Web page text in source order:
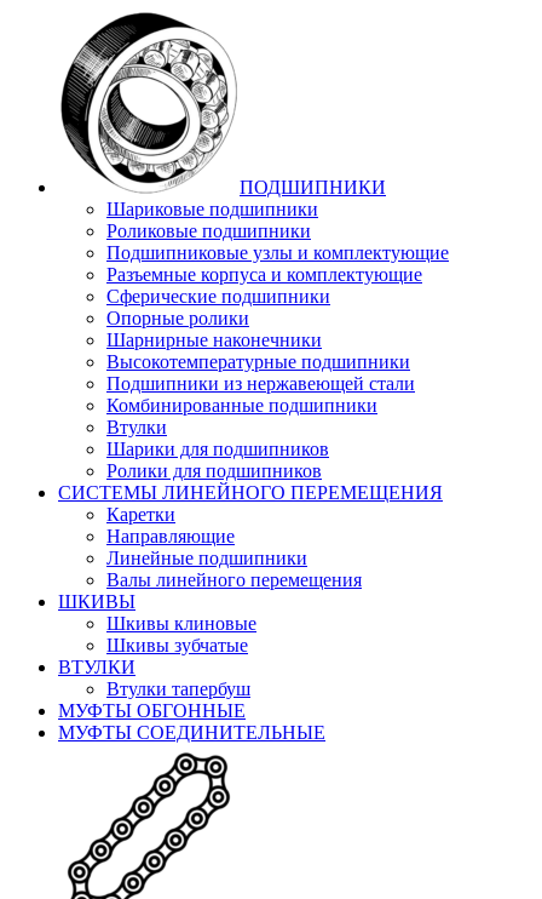
ПОДШИПНИКИ
Шариковые подшипники
Роликовые подшипники
Подшипниковые узлы и комплектующие
Разъемные корпуса и комплектующие
Сферические подшипники
Опорные ролики
Шарнирные наконечники
Высокотемпературные подшипники
Подшипники из нержавеющей стали
Комбинированные подшипники
Втулки
Шарики для подшипников
Ролики для подшипников
СИСТЕМЫ ЛИНЕЙНОГО ПЕРЕМЕЩЕНИЯ
Каретки
Направляющие
Линейные подшипники
Валы линейного перемещения
ШКИВЫ
Шкивы клиновые
Шкивы зубчатые
ВТУЛКИ
Втулки тапербуш
МУФТЫ ОБГОННЫЕ
МУФТЫ СОЕДИНИТЕЛЬНЫЕ